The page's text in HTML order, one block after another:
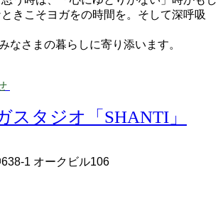
きこそヨガをの時間を。そして深呼吸
なさまの暮らしに寄り添います。
1 オークビル106